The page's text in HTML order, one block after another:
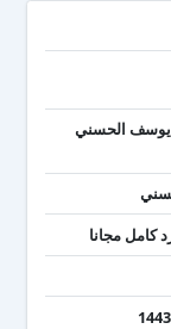
تحميل كتاب عقدك النفسية سجنك الأبدي PDF يوسف الحسني